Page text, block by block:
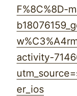
F%8C%8D-
activity-
er_ios